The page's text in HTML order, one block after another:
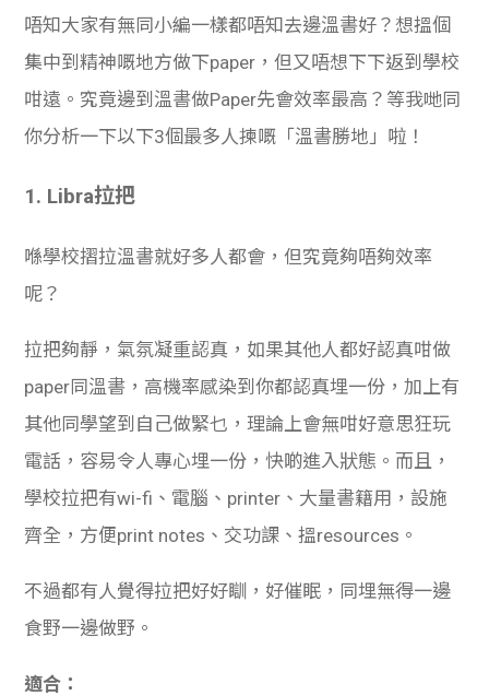
唔知大家有無同小編一樣都唔知去邊溫書好？想搵個
集中到精神嘅地方做下paper，但又唔想下下返到學校
咁遠。究竟邊到溫書做Paper先會效率最高？等我哋同
你分析一下以下3個最多人揀嘅「溫書勝地」啦！
1. Libra拉把
喺學校摺拉溫書就好多人都會，但究竟夠唔夠效率
呢？
拉把夠靜，氣氛凝重認真，如果其他人都好認真咁做
paper同溫書，高機率感染到你都認真埋一份，加上有
其他同學望到自己做緊乜，理論上會無咁好意思狂玩
電話，容易令人專心埋一份，快啲進入狀態。而且，
學校拉把有wi-fi、電腦、printer、大量書籍用，設施
齊全，方便print notes、交功課、搵resources。
不過都有人覺得拉把好好瞓，好催眠，同埋無得一邊
食野一邊做野。
適合：